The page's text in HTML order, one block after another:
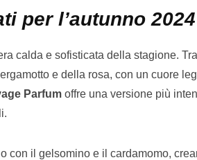
per l’autunno 2024
calda e sofisticata della stagione.
e della rosa, con un cuore
Parfum offre una versione più
con il gelsomino e il cardamomo,